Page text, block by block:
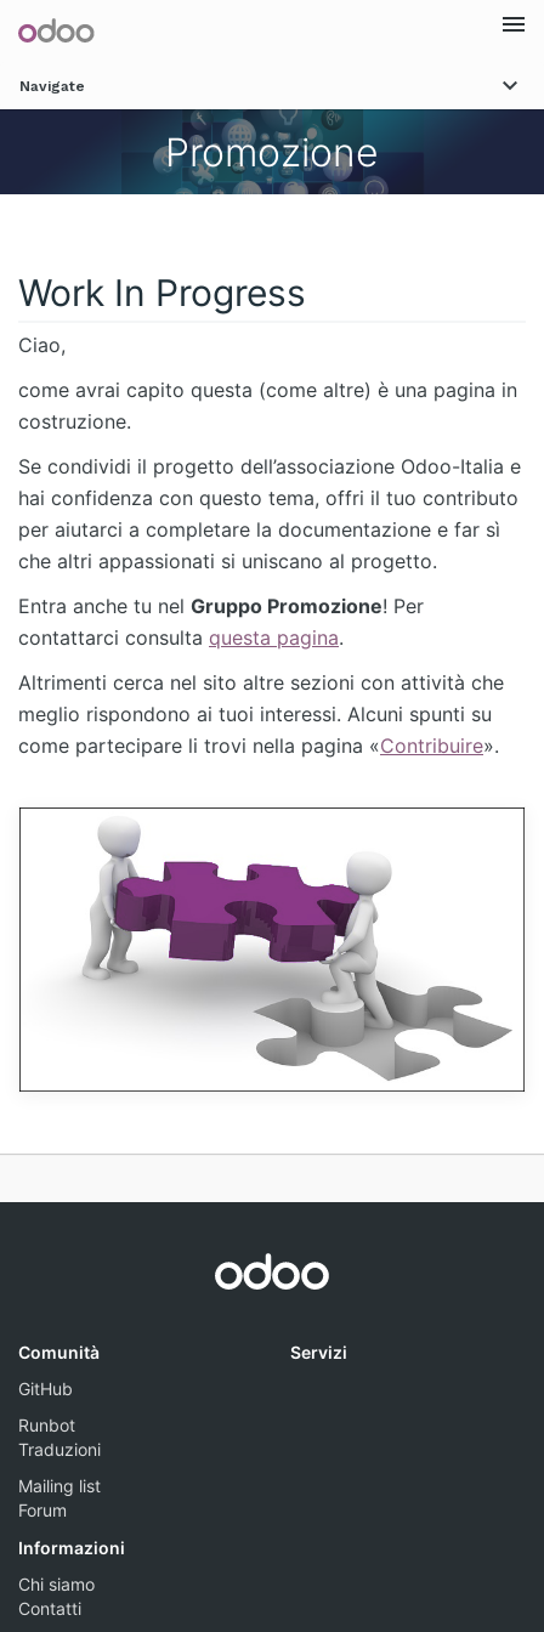
Navigate
Promozione
Work In Progress
Ciao,
come avrai capito questa (come altre) è una pagina in
costruzione.
Se condividi il progetto dell’associazione Odoo-Italia e
hai confidenza con questo tema, offri il tuo contributo
per aiutarci a completare la documentazione e far sì
che altri appassionati si uniscano al progetto.
Entra anche tu nel Gruppo Promozione! Per
contattarci consulta questa pagina.
Altrimenti cerca nel sito altre sezioni con attività che
meglio rispondono ai tuoi interessi. Alcuni spunti su
come partecipare li trovi nella pagina «Contribuire».
Comunità
GitHub
Runbot
Traduzioni
Mailing list
Forum
Servizi
Informazioni
Chi siamo
Contatti